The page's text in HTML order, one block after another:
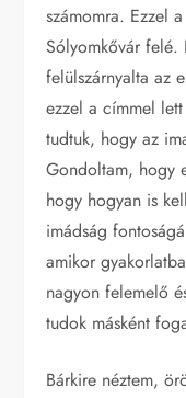
számomra. Ezzel
Sólyomkővár
felülszárnyalta az
ezzel a címmel
tudtuk, hogy az
Gondoltam, hogy
hogy hogyan is
imádság
amikor
nagyon felemelő
tudok másként
Bárkire néztem,